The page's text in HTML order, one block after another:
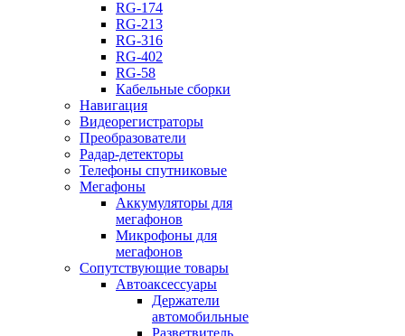
RG-174
RG-213
RG-316
RG-402
RG-58
Кабельные сборки
Навигация
Видеорегистраторы
Преобразователи
Радар-детекторы
Телефоны спутниковые
Мегафоны
Аккумуляторы для
мегафонов
Микрофоны для
мегафонов
Сопутствующие товары
Автоаксессуары
Держатели
автомобильные